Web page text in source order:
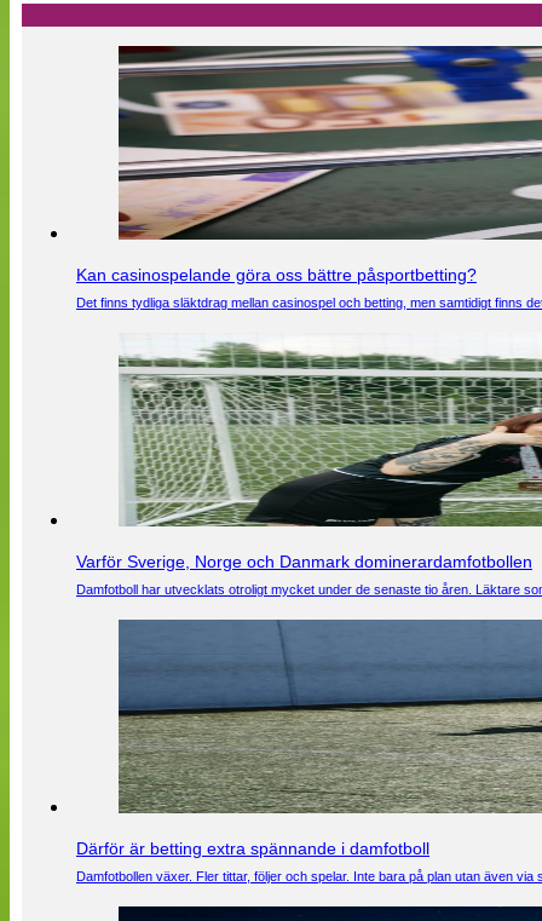
Kan casinospelande göra oss bättre påsportbetting?
Det finns tydliga släktdrag mellan casinospel och betting, men samtidigt finns
Varför Sverige, Norge och Danmark dominerardamfotbollen
Damfotboll har utvecklats otroligt mycket under de senaste tio åren. Läktare
Därför är betting extra spännande i damfotboll
Damfotbollen växer. Fler tittar, följer och spelar. Inte bara på plan utan även